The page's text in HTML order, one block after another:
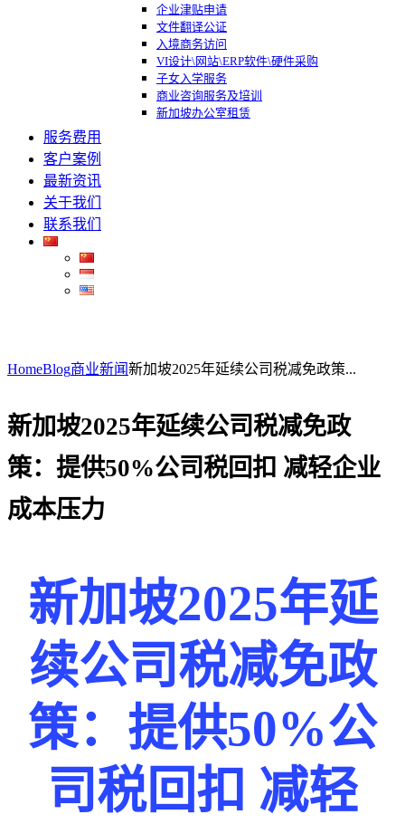
企业津贴申请
文件翻译公证
入境商务访问
VI设计\网站\ERP软件\硬件采购
子女入学服务
商业咨询服务及培训
新加坡办公室租赁
服务费用
客户案例
最新资讯
关于我们
联系我们
HomeBlog商业新闻新加坡2025年延续公司税减免政策...
新加坡2025年延续公司税减免政
策：提供50%公司税回扣 减轻企业
成本压力
新加坡2025年延
续公司税减免政
策：提供50%公
司税回扣 减轻